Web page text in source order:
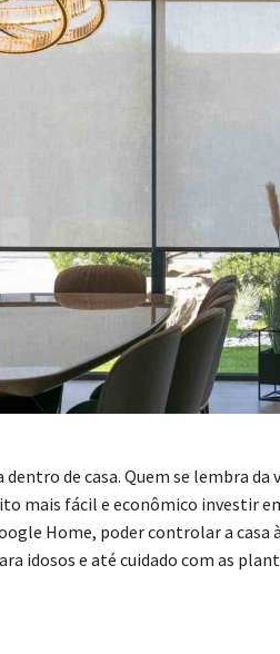
de casa. Quem se lembra
mais fácil e econômico investir
Home, poder controlar a
idosos e até cuidado com as